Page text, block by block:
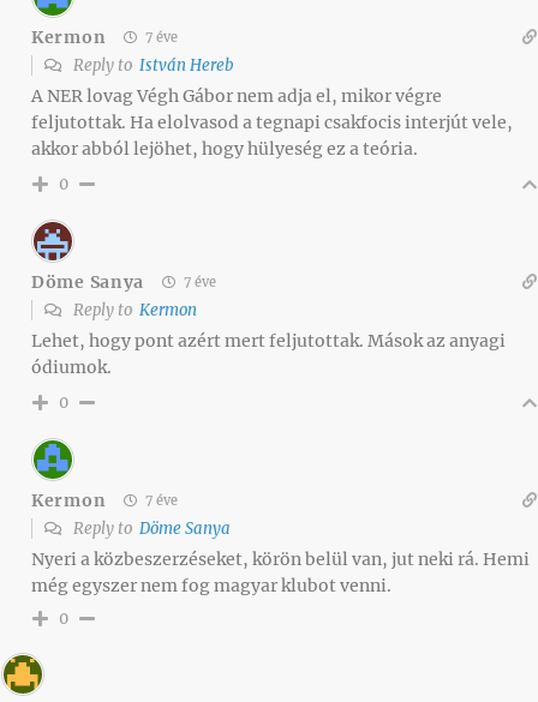
Kermon 7 éve
Reply to István Hereb
A NER lovag Végh Gábor nem adja el, mikor végre
feljutottak. Ha elolvasod a tegnapi csakfocis interjút vele,
akkor abból lejöhet, hogy hülyeség ez a teória.
0
Döme Sanya 7 éve
Reply to Kermon
Lehet, hogy pont azért mert feljutottak. Mások az anyagi
ódiumok.
0
Kermon 7 éve
Reply to Döme Sanya
Nyeri a közbeszerzéseket, körön belül van, jut neki rá. Hemi
még egyszer nem fog magyar klubot venni.
0